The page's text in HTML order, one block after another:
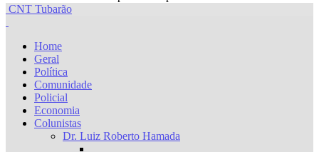
CNT Tubarão
Home
Geral
Política
Comunidade
Policial
Economia
Colunistas
Dr. Luiz Roberto Hamada